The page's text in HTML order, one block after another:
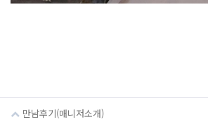
만남후기(매니저소개)